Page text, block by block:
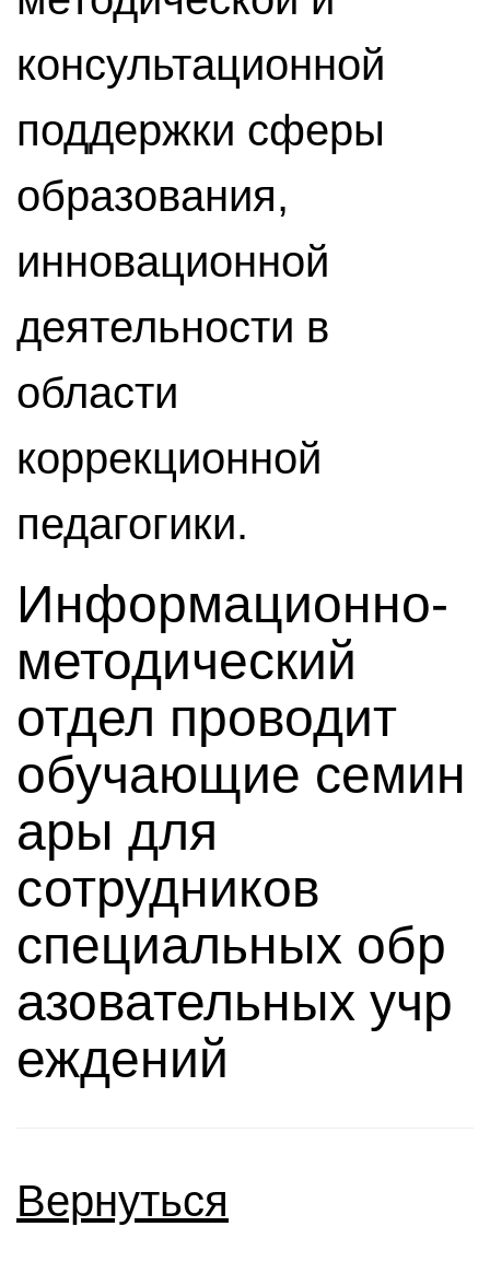
консультационной
поддержки сферы
образования,
инновационной
деятельности в
области
коррекционной
педагогики.
Информационно-
методический
отдел проводит
обучающие семин
ары для
сотрудников
специальных обр
азовательных учр
еждений
Вернуться